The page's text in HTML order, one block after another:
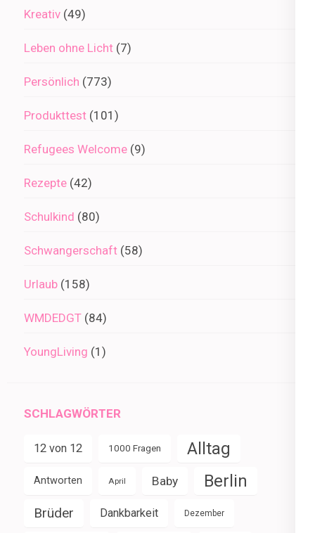
Kreativ (49)
Leben ohne Licht (7)
Persönlich (773)
Produkttest (101)
Refugees Welcome (9)
Rezepte (42)
Schulkind (80)
Schwangerschaft (58)
Urlaub (158)
WMDEDGT (84)
YoungLiving (1)
SCHLAGWÖRTER
12 von 12 1000 Fragen Alltag
Antworten April Baby Berlin
Brüder Dankbarkeit Dezember